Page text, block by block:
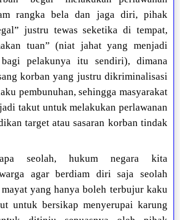
rangka bela dan jaga diri, pihak
justru tewas seketika di tempat,
tuan” (niat jahat yang menjadi
bagi pelakunya itu sendiri), dimana
korban yang justru dikriminalisasi
pembunuhan, sehingga masyarakat
takut untuk melakukan perlawanan
target atau sasaran korban tindak
seolah, hukum negara kita
agar berdiam diri saja seolah
yang hanya boleh terbujur kaku
untuk bersikap menyerupai karung